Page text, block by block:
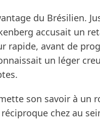
du Brésilien.
accusait un
rapide, avant de
un léger
son savoir à un
chez au